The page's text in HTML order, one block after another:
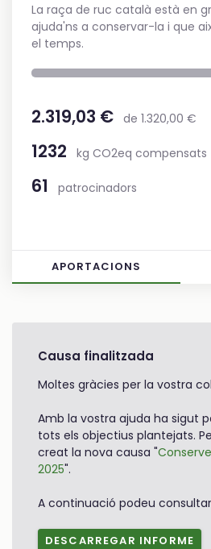
La raça de ruc català està en
ajuda'ns a conservar-la i que
el temps.
2.319,03 € de 1.320,00 €
1232 kg CO2eq compensats
61 patrocinadors
APORTACIONS
Causa finalitzada
Moltes gràcies per la vostra
Amb la vostra ajuda ha sigut
tots els objectius plantejats.
creat la nova causa "
2025".
A continuació podeu
DESCARREGAR INFORME